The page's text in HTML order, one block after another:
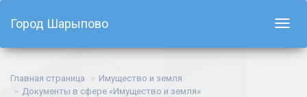
Город Шарыпово
Главная страница
Имущество и земля
Документы в сфере «Имущество и земля»